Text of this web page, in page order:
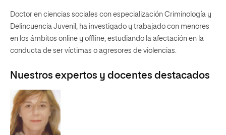
Doctor en ciencias sociales con especialización Criminología y
Delincuencia Juvenil, ha investigado y trabajado con menores
en los ámbitos online y offline, estudiando la afectación en la
conducta de ser víctimas o agresores de violencias.
Nuestros expertos y docentes destacados